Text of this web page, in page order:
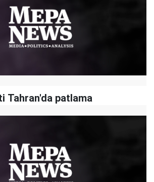
Tahran'da patlama